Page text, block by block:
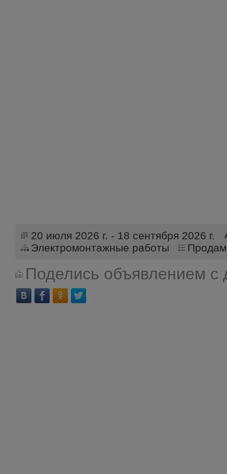
20 июля 2026 г. - 18 сентября 2026 г.
Электромонтажные работы
Продам
Поделись объявлением с